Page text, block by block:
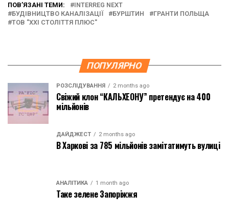
ПОВ’ЯЗАНІ ТЕМИ:
INTERREG NEXT
БУДІВНИЦТВО КАНАЛІЗАЦІЇ
БУРШТИН
ГРАНТИ ПОЛЬЩА
ТОВ "ХХІ СТОЛІТТЯ ПЛЮС"
ПОПУЛЯРНО
РОЗСЛІДУВАННЯ 2 months ago
Свіжий клон “КАЛЬХЕОНУ” претендує на 400
мільйонів
ДАЙДЖЕСТ 2 months ago
В Харкові за 785 мільйонів замітатимуть вулиці
АНАЛІТИКА 1 month ago
Таке зелене Запоріжжя